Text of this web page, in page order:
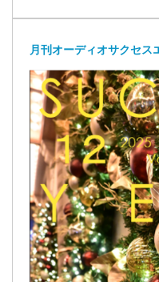
月刊オーディオサクセ